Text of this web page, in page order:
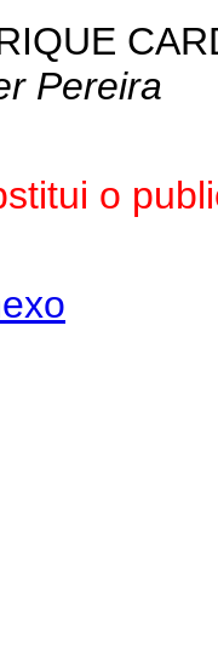
Pereira
o